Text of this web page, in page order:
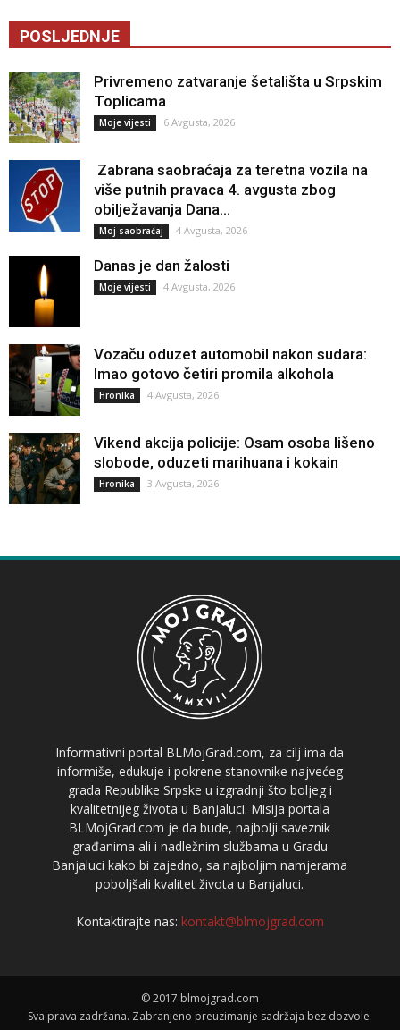
POSLJEDNJE
Privremeno zatvaranje šetališta u Srpskim
Toplicama
Moje vijesti 6 Avgusta, 2026
Zabrana saobraćaja za teretna vozila na
više putnih pravaca 4. avgusta zbog
obilježavanja Dana...
Moj saobraćaj 4 Avgusta, 2026
Danas je dan žalosti
Moje vijesti 4 Avgusta, 2026
Vozaču oduzet automobil nakon sudara:
Imao gotovo četiri promila alkohola
Hronika 4 Avgusta, 2026
Vikend akcija policije: Osam osoba lišeno
slobode, oduzeti marihuana i kokain
Hronika 3 Avgusta, 2026
Informativni portal BLMojGrad.com, za cilj ima da
informiše, edukuje i pokrene stanovnike najvećeg
grada Republike Srpske u izgradnji što boljeg i
kvalitetnijeg života u Banjaluci. Misija portala
BLMojGrad.com je da bude, najbolji saveznik
građanima ali i nadležnim službama u Gradu
Banjaluci kako bi zajedno, sa najboljim namjerama
poboljšali kvalitet života u Banjaluci.
Kontaktirajte nas: kontakt@blmojgrad.com
© 2017 blmojgrad.com
Sva prava zadržana. Zabranjeno preuzimanje sadržaja bez dozvole.